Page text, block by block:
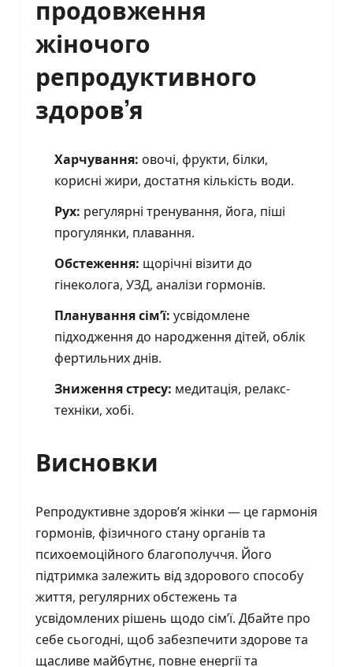
продовження
жіночого
репродуктивного
здоров’я
Харчування: овочі, фрукти, білки,
корисні жири, достатня кількість води.
Рух: регулярні тренування, йога, піші
прогулянки, плавання.
Обстеження: щорічні візити до
гінеколога, УЗД, аналізи гормонів.
Планування сім’ї: усвідомлене
підходження до народження дітей, облік
фертильних днів.
Зниження стресу: медитація, релакс-
техніки, хобі.
Висновки
Репродуктивне здоров’я жінки — це гармонія
гормонів, фізичного стану органів та
психоемоційного благополуччя. Його
підтримка залежить від здорового способу
життя, регулярних обстежень та
усвідомлених рішень щодо сім’ї. Дбайте про
себе сьогодні, щоб забезпечити здорове та
щасливе майбутнє, повне енергії та